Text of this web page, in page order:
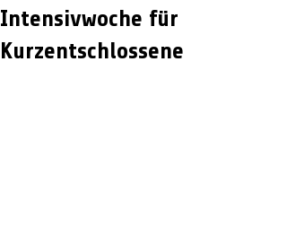
Intensivwoche für
Kurzentschlossene